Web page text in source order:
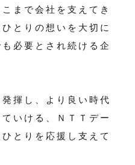
まで会社を支えてき
とりの想いを大切に
必要とされ続ける企
揮し、より良い時代
いける、ＮＴＴデー
とりを応援し支えて